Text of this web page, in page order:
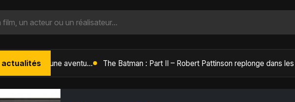
actualités L'Âge de Glace : Le Réveil du Volcan – Manny, Sid et Diego de retour pour une aventure explosive